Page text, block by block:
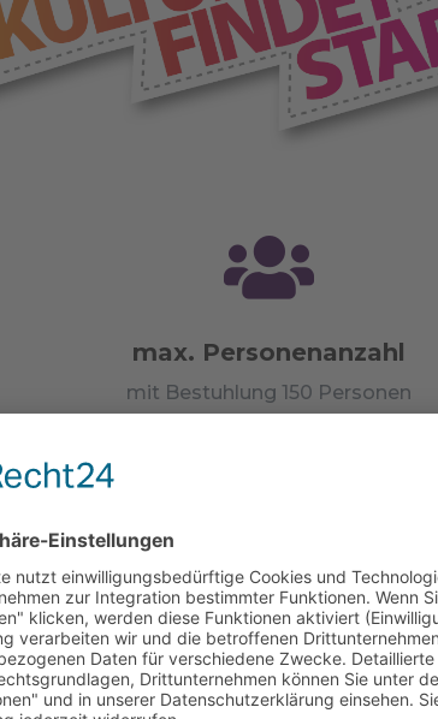

max. Personenanzahl
mit Bestuhlung 150 Personen

Bewirtung
keine